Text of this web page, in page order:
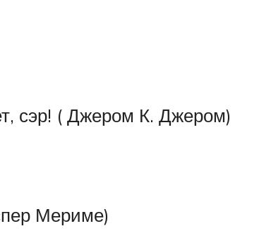
сэр! ( Джером К. Джером)
Мериме)